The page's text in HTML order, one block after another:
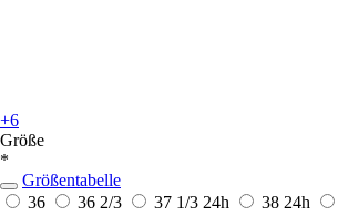
+6
Größe
*
Größentabelle
36
36 2/3 37 1/3 24h 38 24h